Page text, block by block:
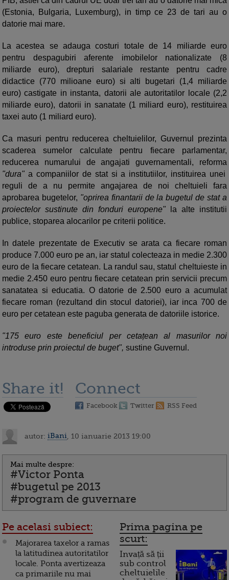
(Estonia, Bulgaria, Luxemburg), in timp ce 23 de tari au o
datorie mai mare.
La acestea se adauga costuri totale de 14 miliarde euro
pentru despagubiri aferente imobilelor nationalizate (8
miliarde euro), drepturi salariale restante pentru cadre
didactice (770 milioane euro) si alti bugetari (1,4 miliarde
euro) castigate in instanta, datorii ale autoritatilor locale (2,2
miliarde euro), datorii in sanatate (1 miliard euro), restituirea
taxei auto (1 miliard euro).
Ca masuri pentru reducerea cheltuielilor, Guvernul prezinta
scaderea sumelor calculate pentru fiecare parlamentar,
reducerea numarului de angajati guvernamentali, reforma
"dura" a companiilor de stat si a institutiilor, instituirea unei
reguli de a nu permite angajarea de noi cheltuieli fara
aprobarea bugetelor, "oprirea finantarii de la bugetul de stat a
proiectelor sustinute din fonduri europene" la alte institutii
publice, stoparea alocarilor pe criterii politice.
In datele prezentate de Executiv se arata ca fiecare roman
produce 7.000 euro pe an, iar statul colecteaza in medie 2.300
euro de la fiecare cetatean. La randul sau, statul cheltuieste in
medie 2.450 euro pentru fiecare cetatean prin servicii precum
sanatatea si educatia. O datorie de 2.500 euro a acumulat
fiecare roman (rezultand din stocul datoriei), iar inca 700 de
euro per cetatean este paguba generata de datoriile istorice.
"175 euro este beneficiul per cetațean al masurilor noi
introduse prin proiectul de buget", sustine Guvernul.
Share it! Connect
Facebook Twitter RSS Feed
autor: iBani , 10 ianuarie 2013 19:00
Mai multe despre:
#Victor Ponta
#bugetul pe 2013
#program de guvernare
Pe acelasi subiect:
Majorarea taxelor a ramas
la latitudinea autoritatilor
locale. Ponta avertizeaza
ca primariile nu mai
Prima pagina pe
scurt:
Invață să ții
sub control
cheltuielile